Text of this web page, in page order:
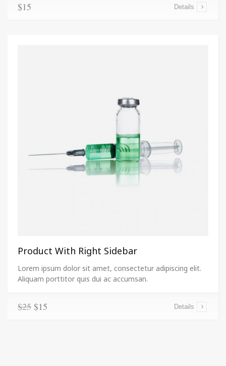
$15 Details
Product With Right Sidebar
Lorem ipsum dolor sit amet, consectetur adipiscing elit.
Aliquam porttitor quis dui ac accumsan.
$25 $15 Details